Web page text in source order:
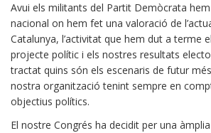
Avui els militants del Partit Demòcrata
nacional on hem fet una valoració de
Catalunya, l’activitat que hem dut a terme
projecte polític i els nostres resultats
tractat quins són els escenaris de futur
nostra organització tenint sempre en
objectius polítics.
El nostre Congrés ha decidit per una